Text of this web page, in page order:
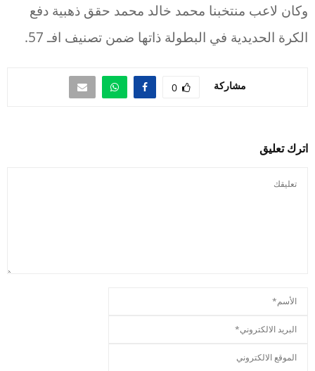
وكان لاعب منتخبنا محمد خالد محمد حقق ذهبية دفع
الكرة الحديدية في البطولة ذاتها ضمن تصنيف افـ 57.
مشاركة 0
اترك تعليق